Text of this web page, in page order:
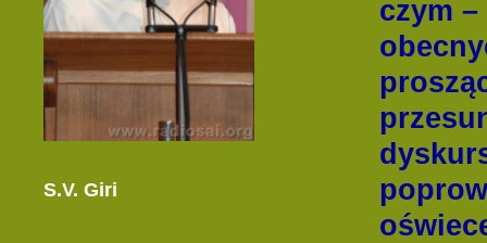
S.V. Giri
czym